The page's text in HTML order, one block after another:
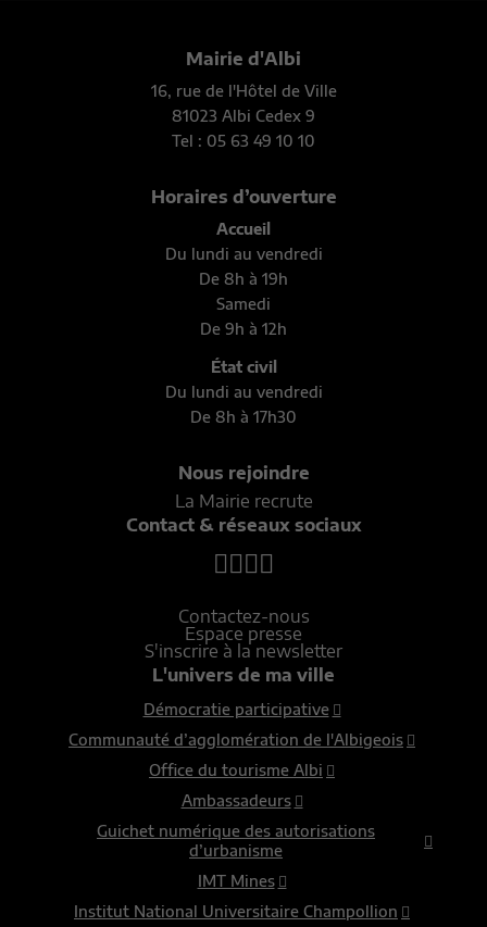
Mairie d'Albi
16, rue de l'Hôtel de Ville
81023 Albi Cedex 9
Tel : 05 63 49 10 10
Horaires d’ouverture
Accueil
Du lundi au vendredi
De 8h à 19h
Samedi
De 9h à 12h
État civil
Du lundi au vendredi
De 8h à 17h30
Nous rejoindre
La Mairie recrute
Contact & réseaux sociaux
Contactez-nous
Espace presse
S'inscrire à la newsletter
L'univers de ma ville
Démocratie participative
Communauté d’agglomération de l'Albigeois
Office du tourisme Albi
Ambassadeurs
Guichet numérique des autorisations
d’urbanisme
IMT Mines
Institut National Universitaire Champollion